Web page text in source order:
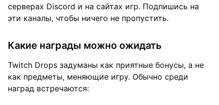
серверах Discord и на сайтах игр. Подпишись на
эти каналы, чтобы ничего не пропустить.
Какие награды можно ожидать
Twitch Drops задуманы как приятные бонусы, а не
как предметы, меняющие игру. Обычно среди
наград встречаются: